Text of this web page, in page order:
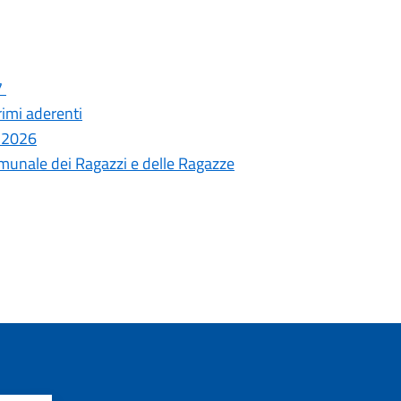
aderenti
dei Ragazzi e delle Ragazze